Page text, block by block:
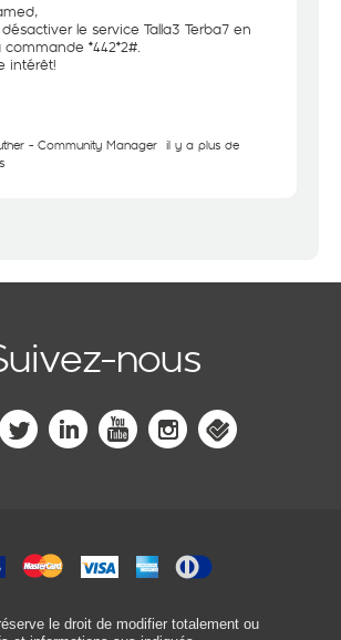
le service Talla3 Terba7 en
*442*2#.
intérêt!
- Community Manager il y a plus de
nous
le droit de modifier totalement ou